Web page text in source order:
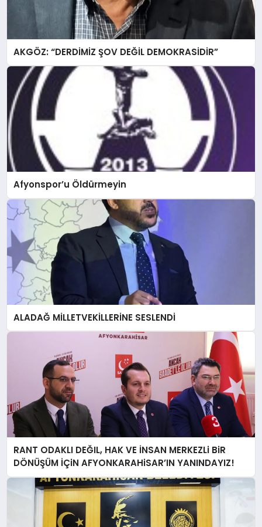
AKGÖZ: “DERDİMİZ ŞOV DEĞİL DEMOKRASİDİR”
Afyonspor’u Öldürmeyin
ALADAĞ MİLLETVEKİLLERİNE SESLENDİ
RANT ODAKLI DEĞIL, HAK VE İNSAN MERKEZLi BiR
DÖNÜŞÜM İÇiN AFYONKARAHiSAR’IN YANINDAYIZ!